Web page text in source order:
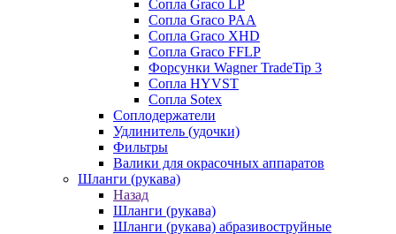
Сопла Graco LP
Сопла Graco PAA
Сопла Graco XHD
Сопла Graco FFLP
Форсунки Wagner TradeTip 3
Сопла HYVST
Сопла Sotex
Соплодержатели
Удлинитель (удочки)
Фильтры
Валики для окрасочных аппаратов
Шланги (рукава)
Назад
Шланги (рукава)
Шланги (рукава) абразивоструйные